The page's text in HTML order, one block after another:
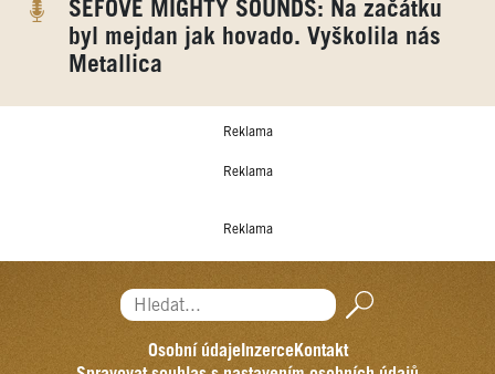
ŠÉFOVÉ MIGHTY SOUNDS: Na začátku
byl mejdan jak hovado. Vyškolila nás
Metallica
Reklama
Reklama
Reklama
Hledat...
Osobní údajeInzerceKontakt